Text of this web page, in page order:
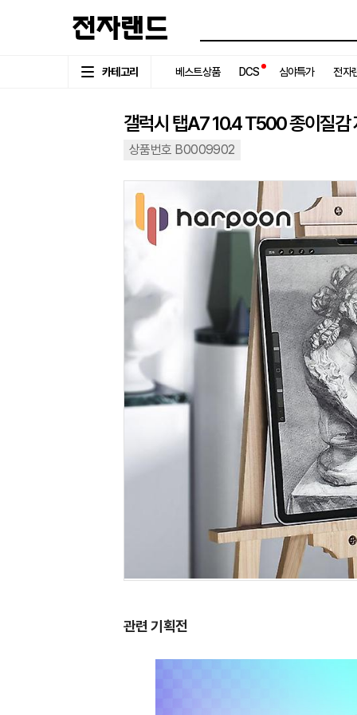
카테고리 베스트상품 DCS 심야특가 전자
갤럭시 탭A7 10.4 T500 종이질감
상품번호 B0009902
관련 기획전